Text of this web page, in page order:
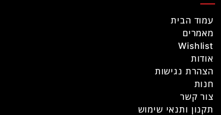
עמוד הבית
מאמרים
Wishlist
אודות
הצהרת נגישות
חנות
צור קשר
תקנון ותנאי שימוש